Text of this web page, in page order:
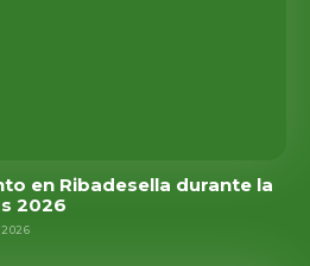
en Ribadesella durante la
2026
2026